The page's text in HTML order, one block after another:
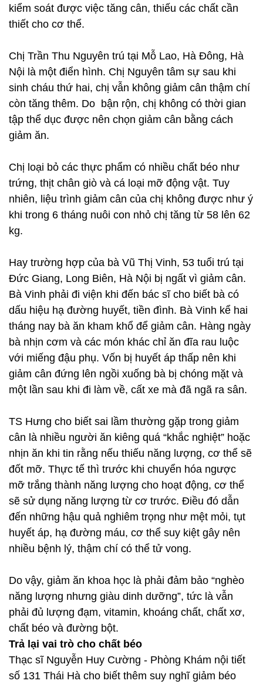
kiểm soát được việc tăng cân, thiếu các chất cần
thiết cho cơ thể.
Chị Trần Thu Nguyên trú tại Mỗ Lao, Hà Đông, Hà
Nội là một điển hình. Chị Nguyên tâm sự sau khi
sinh cháu thứ hai, chị vẫn không giảm cân thậm chí
còn tăng thêm. Do bận rộn, chị không có thời gian
tập thể dục được nên chọn giảm cân bằng cách
giảm ăn.
Chị loại bỏ các thực phẩm có nhiều chất béo như
trứng, thịt chân giò và cá loại mỡ động vật. Tuy
nhiên, liệu trình giảm cân của chị không được như ý
khi trong 6 tháng nuôi con nhỏ chị tăng từ 58 lên 62
kg.
Hay trường hợp của bà Vũ Thị Vinh, 53 tuổi trú tại
Đức Giang, Long Biên, Hà Nội bị ngất vì giảm cân.
Bà Vinh phải đi viện khi đến bác sĩ cho biết bà có
dấu hiệu hạ đường huyết, tiền đình. Bà Vinh kể hai
tháng nay bà ăn kham khổ để giảm cân. Hàng ngày
bà nhịn cơm và các món khác chỉ ăn đĩa rau luộc
với miếng đậu phụ. Vốn bị huyết áp thấp nên khi
giảm cân đứng lên ngồi xuống bà bị chóng mặt và
một lần sau khi đi làm về, cất xe mà đã ngã ra sân.
TS Hưng cho biết sai lầm thường gặp trong giảm
cân là nhiều người ăn kiêng quá “khắc nghiệt” hoặc
nhịn ăn khi tin rằng nếu thiếu năng lượng, cơ thể sẽ
đốt mỡ. Thực tế thì trước khi chuyển hóa ngược
mỡ trắng thành năng lượng cho hoạt động, cơ thể
sẽ sử dụng năng lượng từ cơ trước. Điều đó dẫn
đến những hậu quả nghiêm trọng như mệt mỏi, tụt
huyết áp, hạ đường máu, cơ thể suy kiệt gây nên
nhiều bệnh lý, thậm chí có thể tử vong.
Do vậy, giảm ăn khoa học là phải đảm bảo “nghèo
năng lượng nhưng giàu dinh dưỡng”, tức là vẫn
phải đủ lượng đạm, vitamin, khoáng chất, chất xơ,
chất béo và đường bột.
Trả lại vai trò cho chất béo
Thạc sĩ Nguyễn Huy Cường - Phòng Khám nội tiết
số 131 Thái Hà cho biết thêm suy nghĩ giảm béo